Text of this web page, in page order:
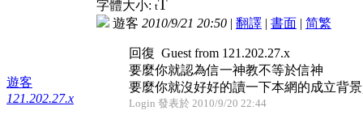
遊客
121.202.27.x
字體大小: tT
遊客 2010/9/21 20:50 | 翻譯 | 書面 | 简繁
回復 Guest from 121.202.27.x
要麼你就認為信一神教不等於信神
要麼你就沒好好的讀一下本網的成立背
Login 發表於 2010/9/20 22:44